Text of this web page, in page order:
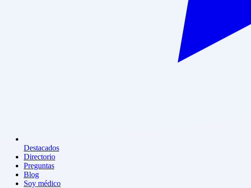
Destacados
Directorio
Preguntas
Blog
Soy médico